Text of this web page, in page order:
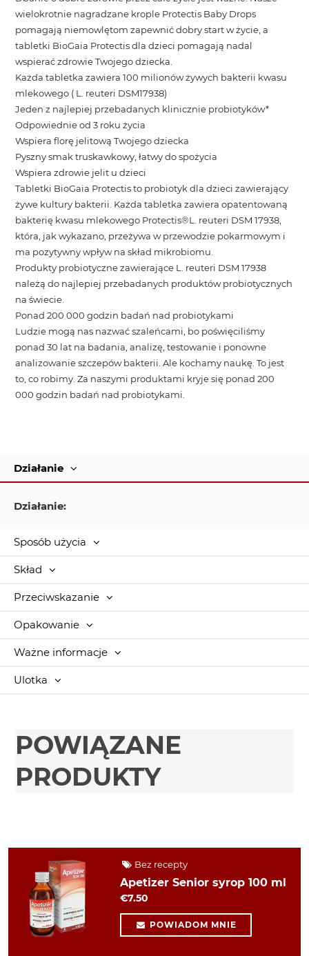
wielokrotnie nagradzane krople Protectis Baby Drops
pomagają niemowlętom zapewnić dobry start w życie, a
tabletki BioGaia Protectis dla dzieci pomagają nadal
wspierać zdrowie Twojego dziecka.
Każda tabletka zawiera 100 milionów żywych bakterii kwasu
mlekowego ( L. reuteri DSM17938)
Jeden z najlepiej przebadanych klinicznie probiotyków*
Odpowiednie od 3 roku życia
Wspiera florę jelitową Twojego dziecka
Pyszny smak truskawkowy, łatwy do spożycia
Wspiera zdrowie jelit u dzieci
Tabletki BioGaia Protectis to probiotyk dla dzieci zawierający
żywe kultury bakterii. Każda tabletka zawiera opatentowaną
bakterię kwasu mlekowego Protectis®L. reuteri DSM 17938,
która, jak wykazano, przeżywa w przewodzie pokarmowym i
ma pozytywny wpływ na skład mikrobiomu.
Produkty probiotyczne zawierające L. reuteri DSM 17938
należą do najlepiej przebadanych produktów probiotycznych
na świecie.
Ponad 200 000 godzin badań nad probiotykami
Ludzie mogą nas nazwać szaleńcami, bo poświęciliśmy
ponad 30 lat na badania, analizę, testowanie i ponowne
analizowanie szczepów bakterii. Ale kochamy naukę. To jest
to, co robimy. Za naszymi produktami kryje się ponad 200
000 godzin badań nad probiotykami.
Działanie
Działanie:
Sposób użycia
Skład
Przeciwskazanie
Opakowanie
Ważne informacje
Ulotka
POWIĄZANE
PRODUKTY
Bez recepty
Apetizer Senior syrop 100 ml
€7.50
POWIADOM MNIE